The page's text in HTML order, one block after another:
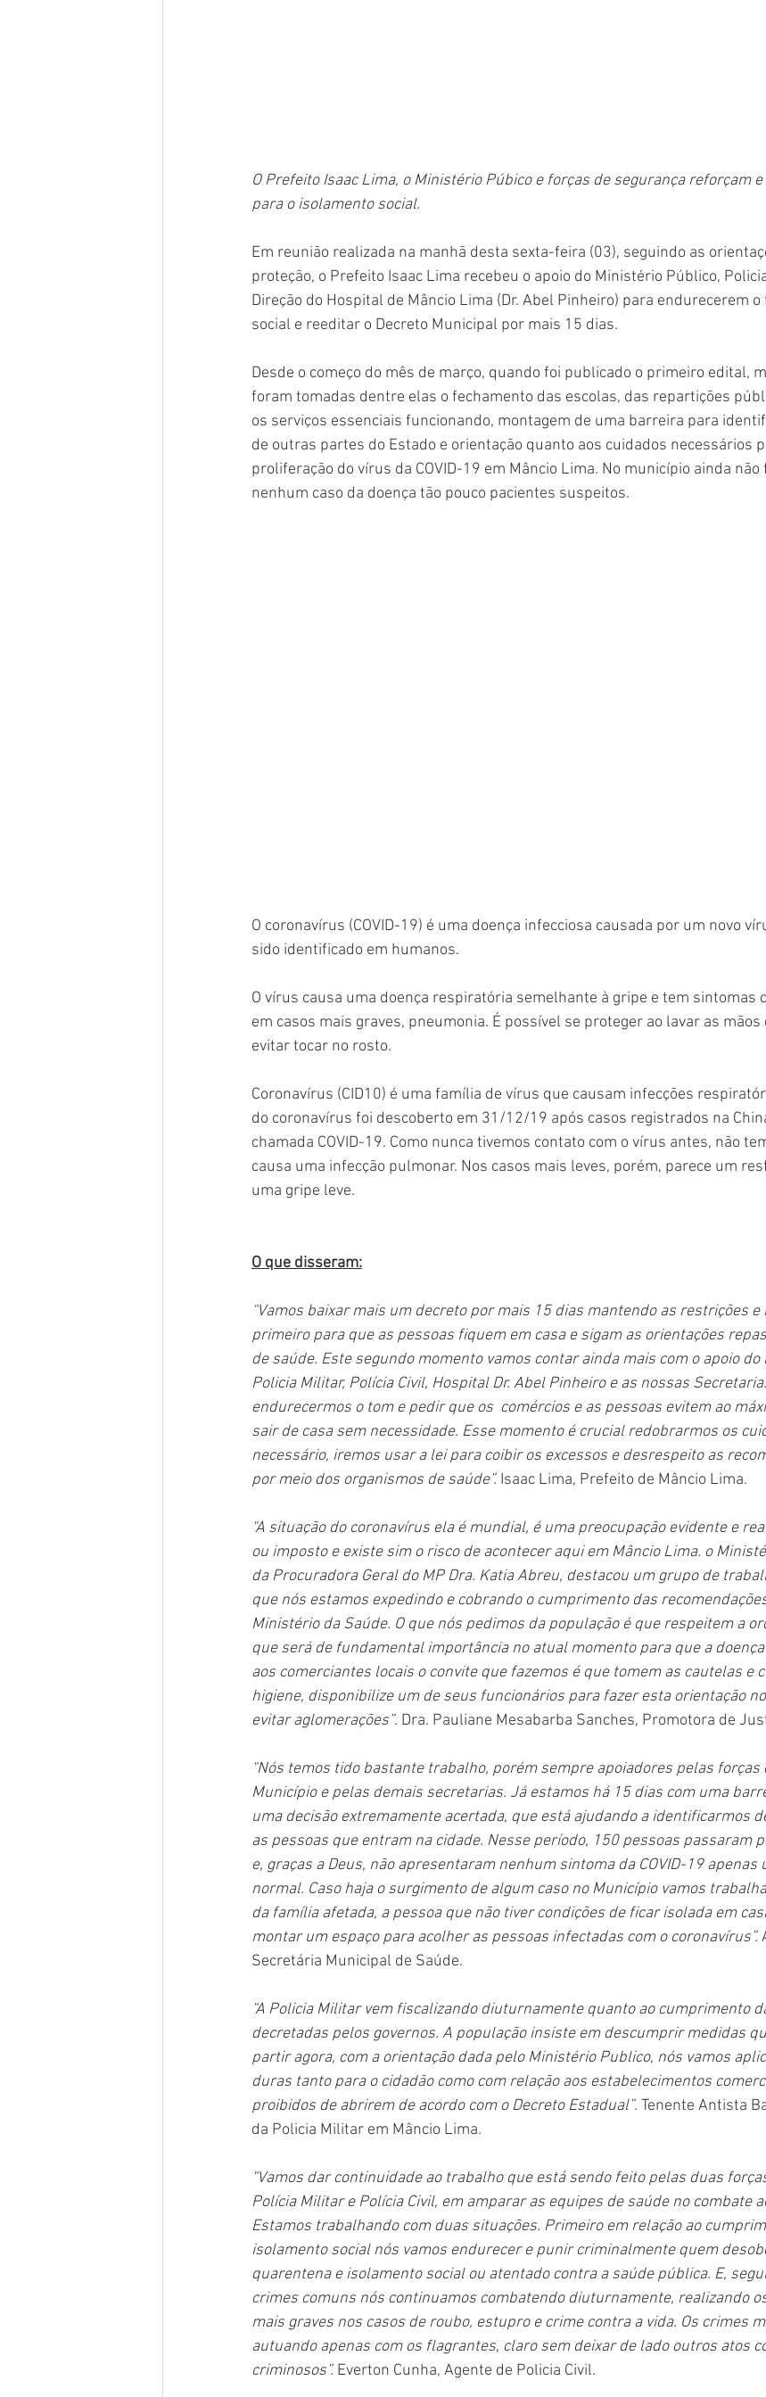
O Prefeito Isaac Lima, o Ministério Púbico e forças de segurança reforçam
para o isolamento social.
Em reunião realizada na manhã desta sexta-feira (03), seguindo as
proteção, o Prefeito Isaac Lima recebeu o apoio do Ministério Público,
Direção do Hospital de Mâncio Lima (Dr. Abel Pinheiro) para endurecerem
social e reeditar o Decreto Municipal por mais 15 dias.
Desde o começo do mês de março, quando foi publicado o primeiro edital,
foram tomadas dentre elas o fechamento das escolas, das repartições
os serviços essenciais funcionando, montagem de uma barreira para
de outras partes do Estado e orientação quanto aos cuidados necessários
proliferação do vírus da COVID-19 em Mâncio Lima. No município ainda
nenhum caso da doença tão pouco pacientes suspeitos.
O coronavírus (COVID-19) é uma doença infecciosa causada por um novo
sido identificado em humanos.
O vírus causa uma doença respiratória semelhante à gripe e tem sintomas
em casos mais graves, pneumonia. É possível se proteger ao lavar as
evitar tocar no rosto.
Coronavírus (CID10) é uma família de vírus que causam infecções
do coronavírus foi descoberto em 31/12/19 após casos registrados na
chamada COVID-19. Como nunca tivemos contato com o vírus antes, não
causa uma infecção pulmonar. Nos casos mais leves, porém, parece um
uma gripe leve.
O que disseram:
“Vamos baixar mais um decreto por mais 15 dias mantendo as restrições
primeiro para que as pessoas fiquem em casa e sigam as orientações
de saúde. Este segundo momento vamos contar ainda mais com o apoio
Policia Militar, Polícia Civil, Hospital Dr. Abel Pinheiro e as nossas
endurecermos o tom e pedir que os  comércios e as pessoas evitem ao
sair de casa sem necessidade. Esse momento é crucial redobrarmos os
necessário, iremos usar a lei para coibir os excessos e desrespeito as
por meio dos organismos de saúde”. Isaac Lima, Prefeito de Mâncio Lima.
“A situação do coronavírus ela é mundial, é uma preocupação evidente e
ou imposto e existe sim o risco de acontecer aqui em Mâncio Lima. o
da Procuradora Geral do MP Dra. Katia Abreu, destacou um grupo de
que nós estamos expedindo e cobrando o cumprimento das
Ministério da Saúde. O que nós pedimos da população é que respeitem a
que será de fundamental importância no atual momento para que a
aos comerciantes locais o convite que fazemos é que tomem as cautelas e
higiene, disponibilize um de seus funcionários para fazer esta orientação
evitar aglomerações”. Dra. Pauliane Mesabarba Sanches, Promotora de
“Nós temos tido bastante trabalho, porém sempre apoiadores pelas forças
Município e pelas demais secretarias. Já estamos há 15 dias com uma
uma decisão extremamente acertada, que está ajudando a identificarmos
as pessoas que entram na cidade. Nesse período, 150 pessoas passaram
e, graças a Deus, não apresentaram nenhum sintoma da COVID-19
normal. Caso haja o surgimento de algum caso no Município vamos
da família afetada, a pessoa que não tiver condições de ficar isolada em
montar um espaço para acolher as pessoas infectadas com o coronavírus”.
Secretária Municipal de Saúde.
“A Policia Militar vem fiscalizando diuturnamente quanto ao cumprimento
decretadas pelos governos. A população insiste em descumprir medidas
partir agora, com a orientação dada pelo Ministério Publico, nós vamos
duras tanto para o cidadão como com relação aos estabelecimentos
proibidos de abrirem de acordo com o Decreto Estadual”. Tenente Antista
da Policia Militar em Mâncio Lima.
“Vamos dar continuidade ao trabalho que está sendo feito pelas duas
Polícia Militar e Polícia Civil, em amparar as equipes de saúde no combate
Estamos trabalhando com duas situações. Primeiro em relação ao
isolamento social nós vamos endurecer e punir criminalmente quem
quarentena e isolamento social ou atentado contra a saúde pública. E,
crimes comuns nós continuamos combatendo diuturnamente, realizando
mais graves nos casos de roubo, estupro e crime contra a vida. Os crimes
autuando apenas com os flagrantes, claro sem deixar de lado outros atos
criminosos”. Everton Cunha, Agente de Policia Civil.